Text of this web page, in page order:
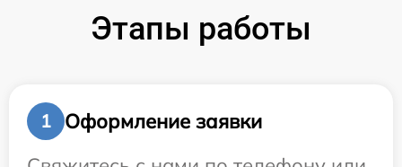
Этапы работы
1
Оформление заявки